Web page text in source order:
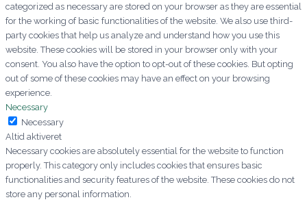
categorized as necessary are stored on your browser as they are essential
for the working of basic functionalities of the website. We also use third-
party cookies that help us analyze and understand how you use this
website. These cookies will be stored in your browser only with your
consent. You also have the option to opt-out of these cookies. But opting
out of some of these cookies may have an effect on your browsing
experience.
Necessary
Necessary
Altid aktiveret
Necessary cookies are absolutely essential for the website to function
properly. This category only includes cookies that ensures basic
functionalities and security features of the website. These cookies do not
store any personal information.